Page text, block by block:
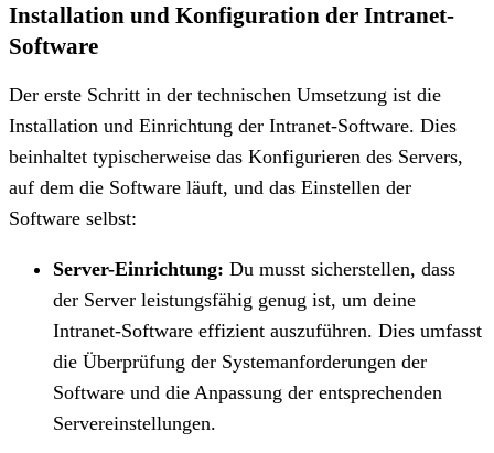
Installation und Konfiguration der Intranet-
Software
Der erste Schritt in der technischen Umsetzung ist die
Installation und Einrichtung der Intranet-Software. Dies
beinhaltet typischerweise das Konfigurieren des Servers,
auf dem die Software läuft, und das Einstellen der
Software selbst:
Server-Einrichtung: Du musst sicherstellen, dass
der Server leistungsfähig genug ist, um deine
Intranet-Software effizient auszuführen. Dies umfasst
die Überprüfung der Systemanforderungen der
Software und die Anpassung der entsprechenden
Servereinstellungen.